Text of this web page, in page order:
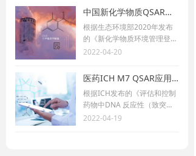
中国新化学物质QSAR应用案例：2,4,6-三甲基苯甲酰氯新化学物质注册
根据生态环境部2020年发布
的《新化学物质环境管理登记
指南》，不在《中国现有化学
（豁免及不适应物质除外）在
中国境内生产或进口之前需要
先进行备案（≤1 t）或者登记
（>1 t），其中>10 t的需要进
行常规登记。
2022-04-20
医药ICH M7 QSAR应用案例：舒巴坦钠ICH M7诱变性评估
根据ICH发布的《评估和控制
药物中DNA 反应性（致突
变）杂质以限制潜在的致癌风
2022-04-19